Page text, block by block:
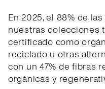
En 2025, el 88% de
nuestras colecciones
certificado como
reciclado u otras
con un 47% de fibras
orgánicas y